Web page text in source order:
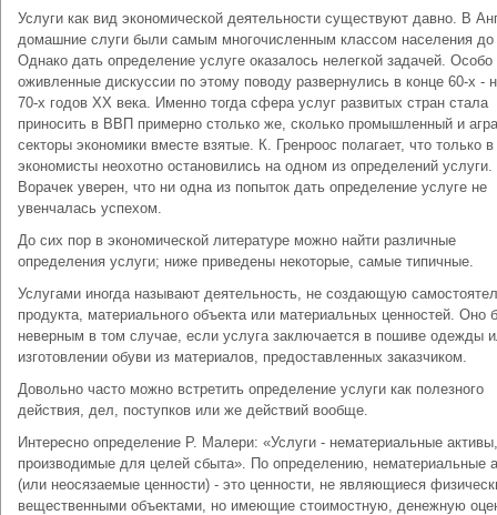
Услуги как вид экономической деятельности существуют давно. В
домашние слуги были самым многочисленным классом населения до
Однако дать определение услуге оказалось нелегкой задачей. Особо
оживленные дискуссии по этому поводу развернулись в конце 60-х -
70-х годов ХХ века. Именно тогда сфера услуг развитых стран стала
приносить в ВВП примерно столько же, сколько промышленный и
секторы экономики вместе взятые. К. Гренроос полагает, что только в
экономисты неохотно остановились на одном из определений
Ворачек уверен, что ни одна из попыток дать определение услуге не
увенчалась успехом.
До сих пор в экономической литературе можно найти различные
определения услуги; ниже приведены некоторые, самые типичные.
Услугами иногда называют деятельность, не создающую
продукта, материального объекта или материальных ценностей. Оно
неверным в том случае, если услуга заключается в пошиве одежды
изготовлении обуви из материалов, предоставленных заказчиком.
Довольно часто можно встретить определение услуги как полезного
действия, дел, поступков или же действий вообще.
Интересно определение Р. Малери: «Услуги - нематериальные активы,
производимые для целей сбыта». По определению, нематериальные
(или неосязаемые ценности) - это ценности, не являющиеся
вещественными объектами, но имеющие стоимостную, денежную